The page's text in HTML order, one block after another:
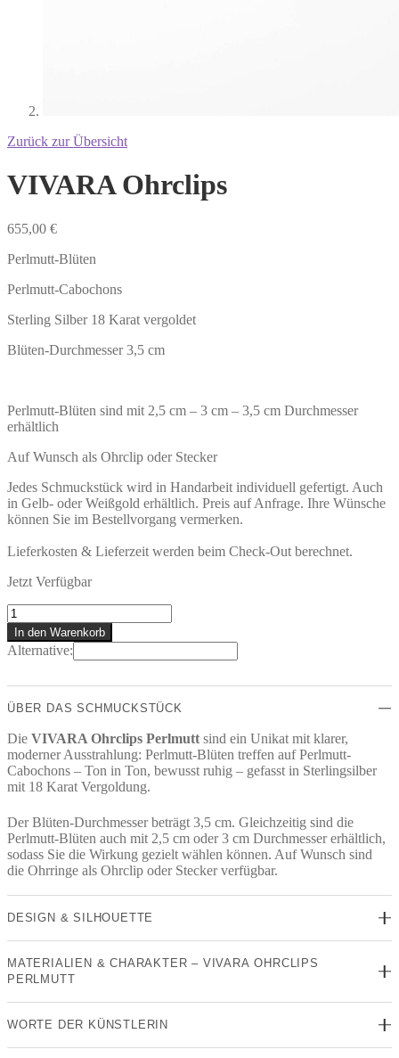
Zurück zur Übersicht
VIVARA Ohrclips
655,00 €
Perlmutt-Blüten
Perlmutt-Cabochons
Sterling Silber 18 Karat vergoldet
Blüten-Durchmesser 3,5 cm
Perlmutt-Blüten sind mit 2,5 cm – 3 cm – 3,5 cm Durchmesser
erhältlich
Auf Wunsch als Ohrclip oder Stecker
Jedes Schmuckstück wird in Handarbeit individuell gefertigt. Auch
in Gelb- oder Weißgold erhältlich. Preis auf Anfrage. Ihre Wünsche
können Sie im Bestellvorgang vermerken.
Lieferkosten & Lieferzeit werden beim Check-Out berechnet.
Jetzt Verfügbar
VIVARA
Ohrclips
Menge
In den Warenkorb
Alternative:
ÜBER DAS SCHMUCKSTÜCK
Die VIVARA Ohrclips Perlmutt sind ein Unikat mit klarer,
moderner Ausstrahlung: Perlmutt-Blüten treffen auf Perlmutt-
Cabochons – Ton in Ton, bewusst ruhig – gefasst in Sterlingsilber
mit 18 Karat Vergoldung.
Der Blüten-Durchmesser beträgt 3,5 cm. Gleichzeitig sind die
Perlmutt-Blüten auch mit 2,5 cm oder 3 cm Durchmesser erhältlich,
sodass Sie die Wirkung gezielt wählen können. Auf Wunsch sind
die Ohrringe als Ohrclip oder Stecker verfügbar.
DESIGN & SILHOUETTE
MATERIALIEN & CHARAKTER – VIVARA OHRCLIPS
PERLMUTT
WORTE DER KÜNSTLERIN